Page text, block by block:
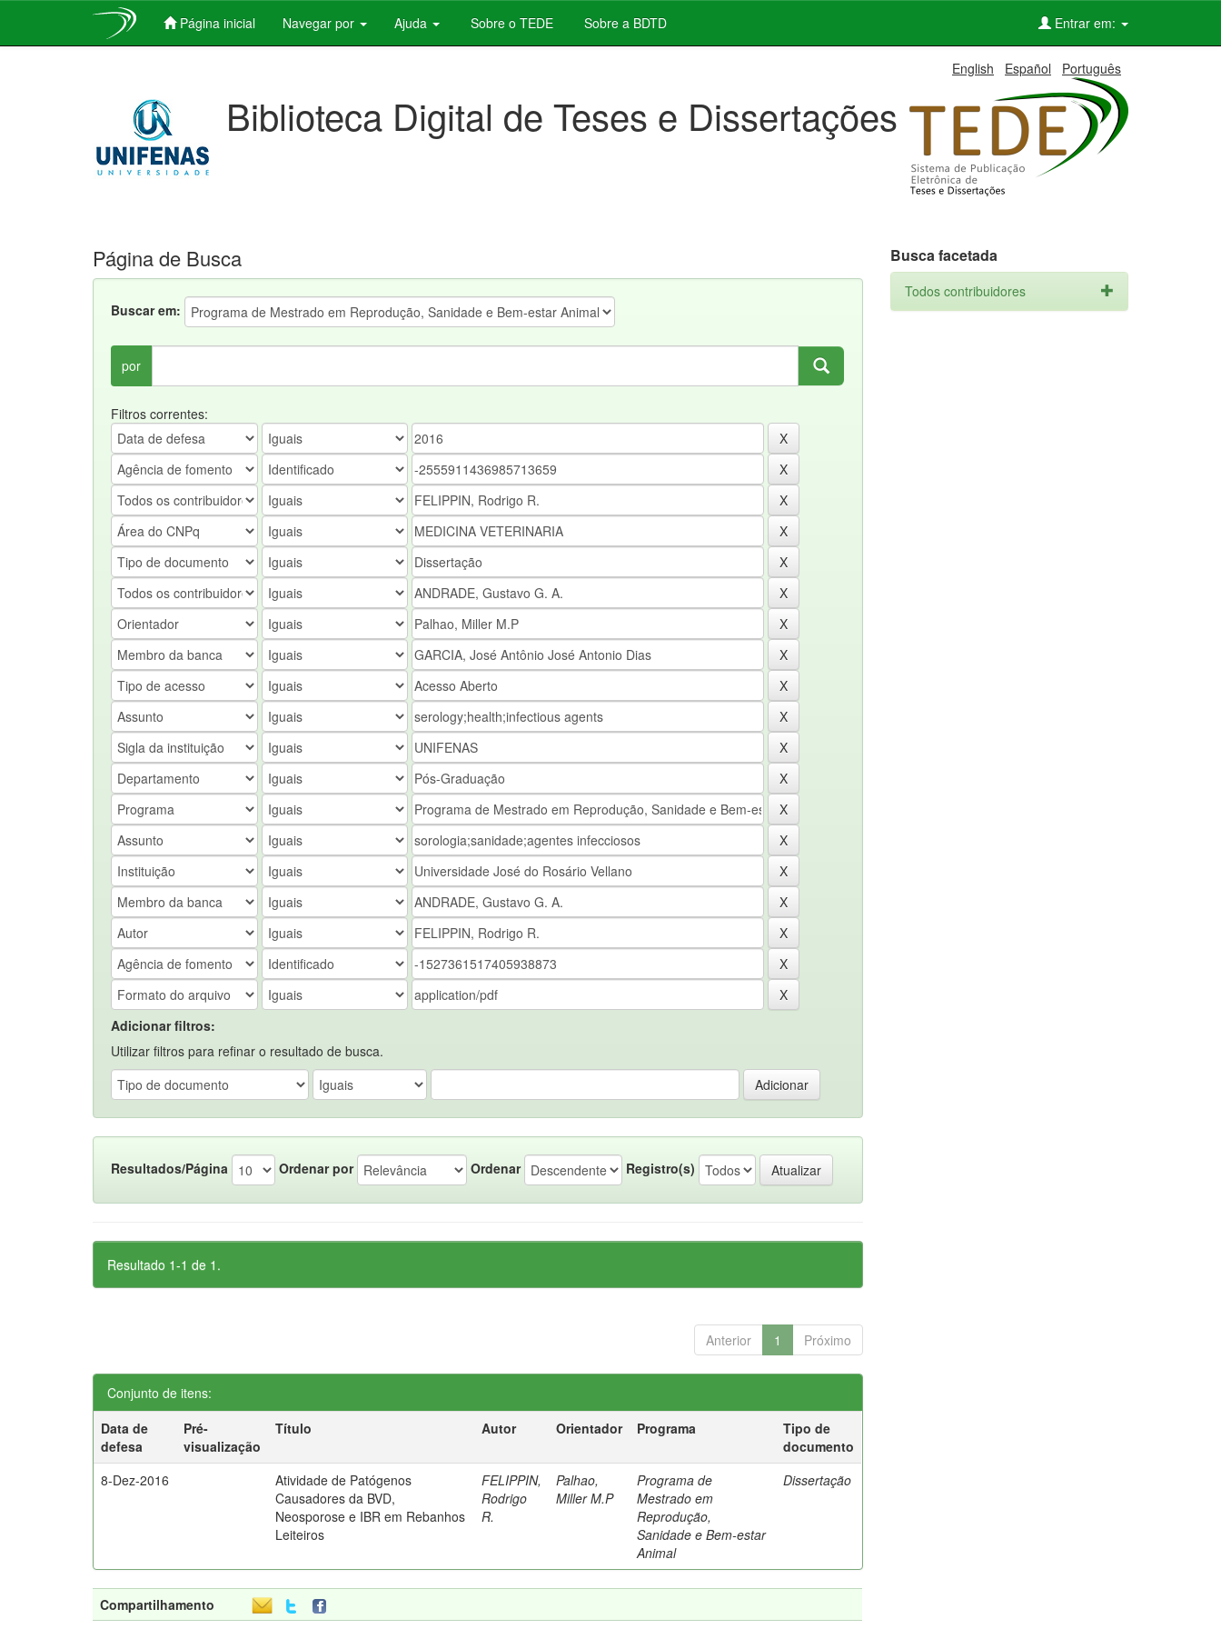
Página inicial Navegar por Ajuda Sobre o TEDE Sobre a BDTD Entrar em:
English Español Português
Biblioteca Digital de Teses e Dissertações
Página de Busca
Buscar em:
por
Filtros correntes:
Adicionar filtros:
Utilizar filtros para refinar o resultado de busca.
Resultados/Página Ordenar por Ordenar Registro(s)
Resultado 1-1 de 1.
Anterior 1 Próximo
Conjunto de itens:
Data de
defesa
Pré-
visualização
Título Autor Orientador Programa
Tipo de
documento
8-Dez-2016
Atividade de Patógenos
Causadores da BVD,
Neosporose e IBR em Rebanhos
Leiteiros
FELIPPIN,
Rodrigo
R.
Palhao,
Miller M.P
Programa de
Mestrado em
Reprodução,
Sanidade e Bem-estar
Animal
Dissertação
Compartilhamento
Busca facetada
Todos contribuidores